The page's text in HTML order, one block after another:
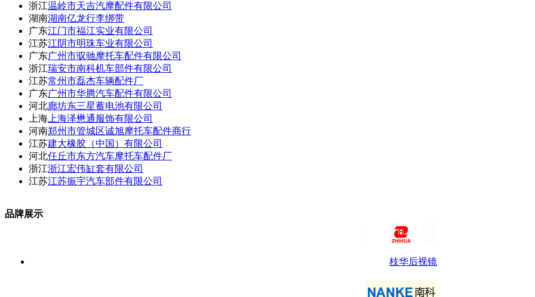
浙江温岭市天吉汽摩配件有限公司
湖南湖南亿龙行李绑带
广东江门市福江实业有限公司
江苏江阴市明珠车业有限公司
广东广州市驭驰摩托车配件有限公司
浙江瑞安市南科机车部件有限公司
江苏常州市磊杰车辆配件厂
广东广州市华腾汽车配件有限公司
河北廊坊东三星蓄电池有限公司
上海 上海泽懋通服饰有限公司
河南郑州市管城区诚旭摩托车配件商行
江苏建大橡胶（中国）有限公司
河北任丘市东方汽车摩托车配件厂
浙江浙江宏伟缸套有限公司
江苏江苏振宇汽车部件有限公司
品牌展示
枝华后视镜